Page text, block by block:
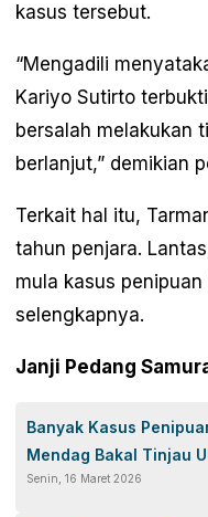
kasus tersebut.
“Mengadili
Kariyo Sutirto
bersalah melakukan
berlanjut,” demikian
Terkait hal itu,
tahun penjara.
mula kasus
selengkapnya.
Janji Pedang
Banyak Kasus
Mendag Bakal Tinjau
commerce
Senin, 16 Maret 2026